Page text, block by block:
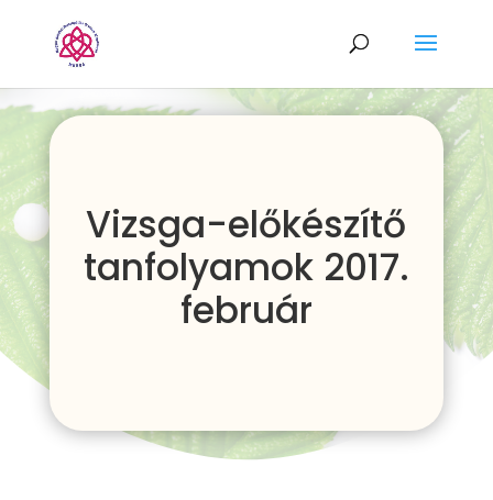
Vizsga-előkészítő
tanfolyamok 2017.
február